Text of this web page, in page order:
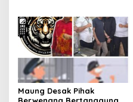
WNA Malaysia ke BNNP
Kalbar
Maung Desak Pihak
Berwenang Bertanggung